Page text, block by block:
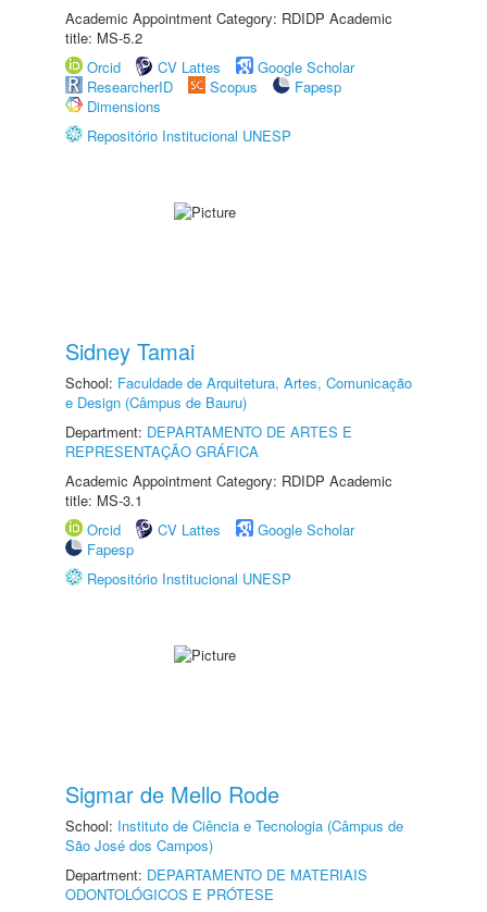
Academic Appointment Category: RDIDP Academic
title: MS-5.2
Orcid
CV Lattes
Google Scholar
ResearcherID
Scopus
Fapesp
Dimensions
Repositório Institucional UNESP
Sidney Tamai
School: Faculdade de Arquitetura, Artes, Comunicação
e Design (Câmpus de Bauru)
Department: DEPARTAMENTO DE ARTES E
REPRESENTAÇÃO GRÁFICA
Academic Appointment Category: RDIDP Academic
title: MS-3.1
Orcid
CV Lattes
Google Scholar
Fapesp
Repositório Institucional UNESP
Sigmar de Mello Rode
School: Instituto de Ciência e Tecnologia (Câmpus de
São José dos Campos)
Department: DEPARTAMENTO DE MATERIAIS
ODONTOLÓGICOS E PRÓTESE